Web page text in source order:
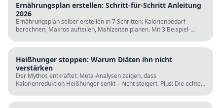
Ernährungsplan erstellen: Schritt-für-Schritt Anleitung
2026
Ernährungsplan selber erstellen in 7 Schritten: Kalorienbedarf
berechnen, Makros aufteilen, Mahlzeiten planen. Mit 3 Beispiel-
Heißhunger stoppen: Warum Diäten ihn nicht
verstärken
Der Mythos entkräftet: Meta-Analysen zeigen, dass
Kalorienreduktion Heißhunger senkt – nicht steigert. Plus: Die echten